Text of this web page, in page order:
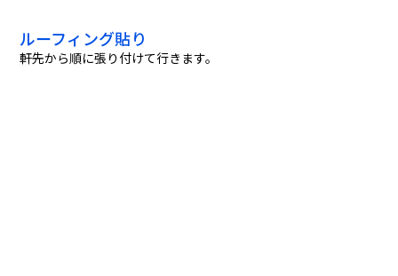
ルーフィング貼り
軒先から順に張り付けて行きます。